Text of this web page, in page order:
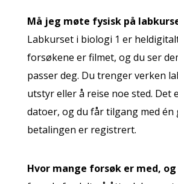
Må jeg møte fysisk på
Labkurset i biologi 1 er
forsøkene er filmet, og du ser
passer deg. Du trenger verken
utstyr eller å reise noe sted. Det
datoer, og du får tilgang med én
betalingen er registrert.
Hvor mange forsøk er med,